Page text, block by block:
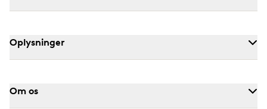
Oplysninger
Om os